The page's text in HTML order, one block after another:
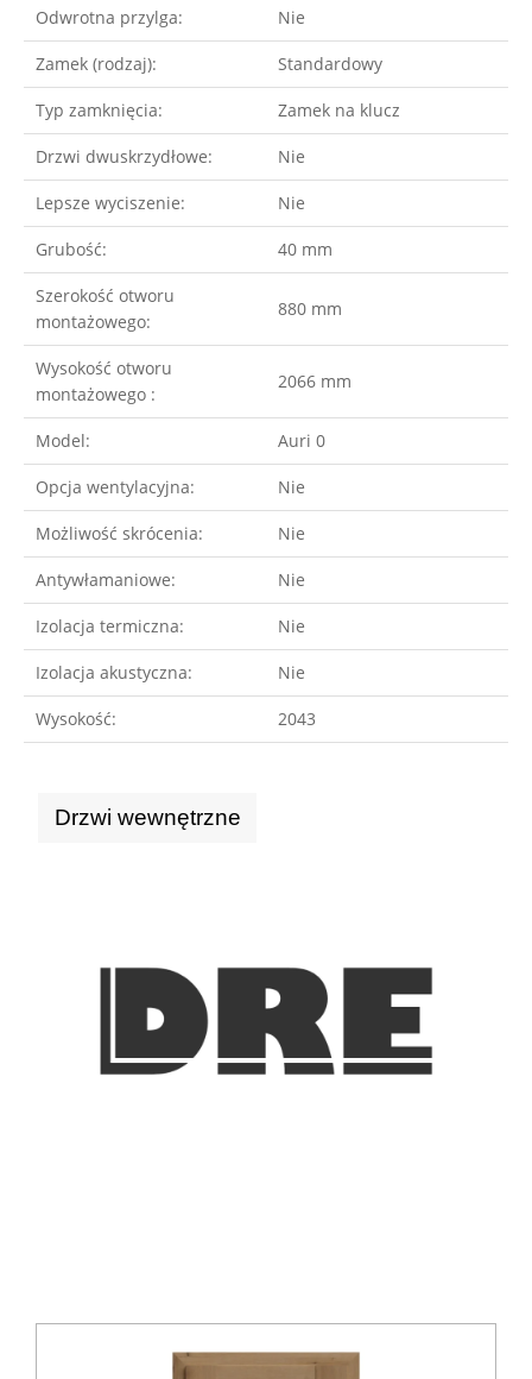
Odwrotna przylga: Nie
Zamek (rodzaj): Standardowy
Typ zamknięcia: Zamek na klucz
Drzwi dwuskrzydłowe: Nie
Lepsze wyciszenie: Nie
Grubość: 40 mm
Szerokość otworu
montażowego:
880 mm
Wysokość otworu
montażowego :
2066 mm
Model: Auri 0
Opcja wentylacyjna: Nie
Możliwość skrócenia: Nie
Antywłamaniowe: Nie
Izolacja termiczna: Nie
Izolacja akustyczna: Nie
Wysokość: 2043
Drzwi wewnętrzne